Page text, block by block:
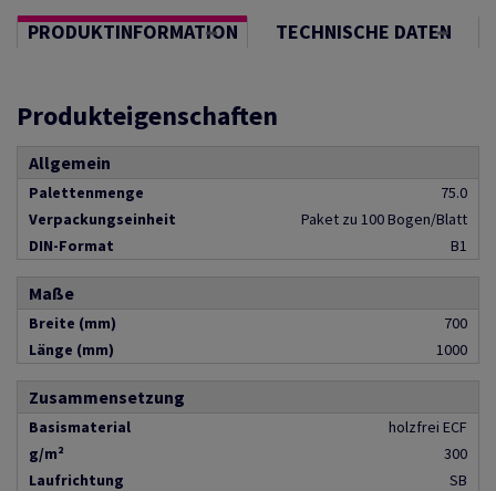
PRODUKTINFORMATION TECHNISCHE DATEN
Produkteigenschaften
Allgemein
Palettenmenge
75.0
Verpackungseinheit
Paket zu 100 Bogen/Blatt
DIN-Format
B1
Maße
Breite (mm)
700
Länge (mm)
1000
Zusammensetzung
Basismaterial
holzfrei ECF
g/m²
300
Laufrichtung
SB